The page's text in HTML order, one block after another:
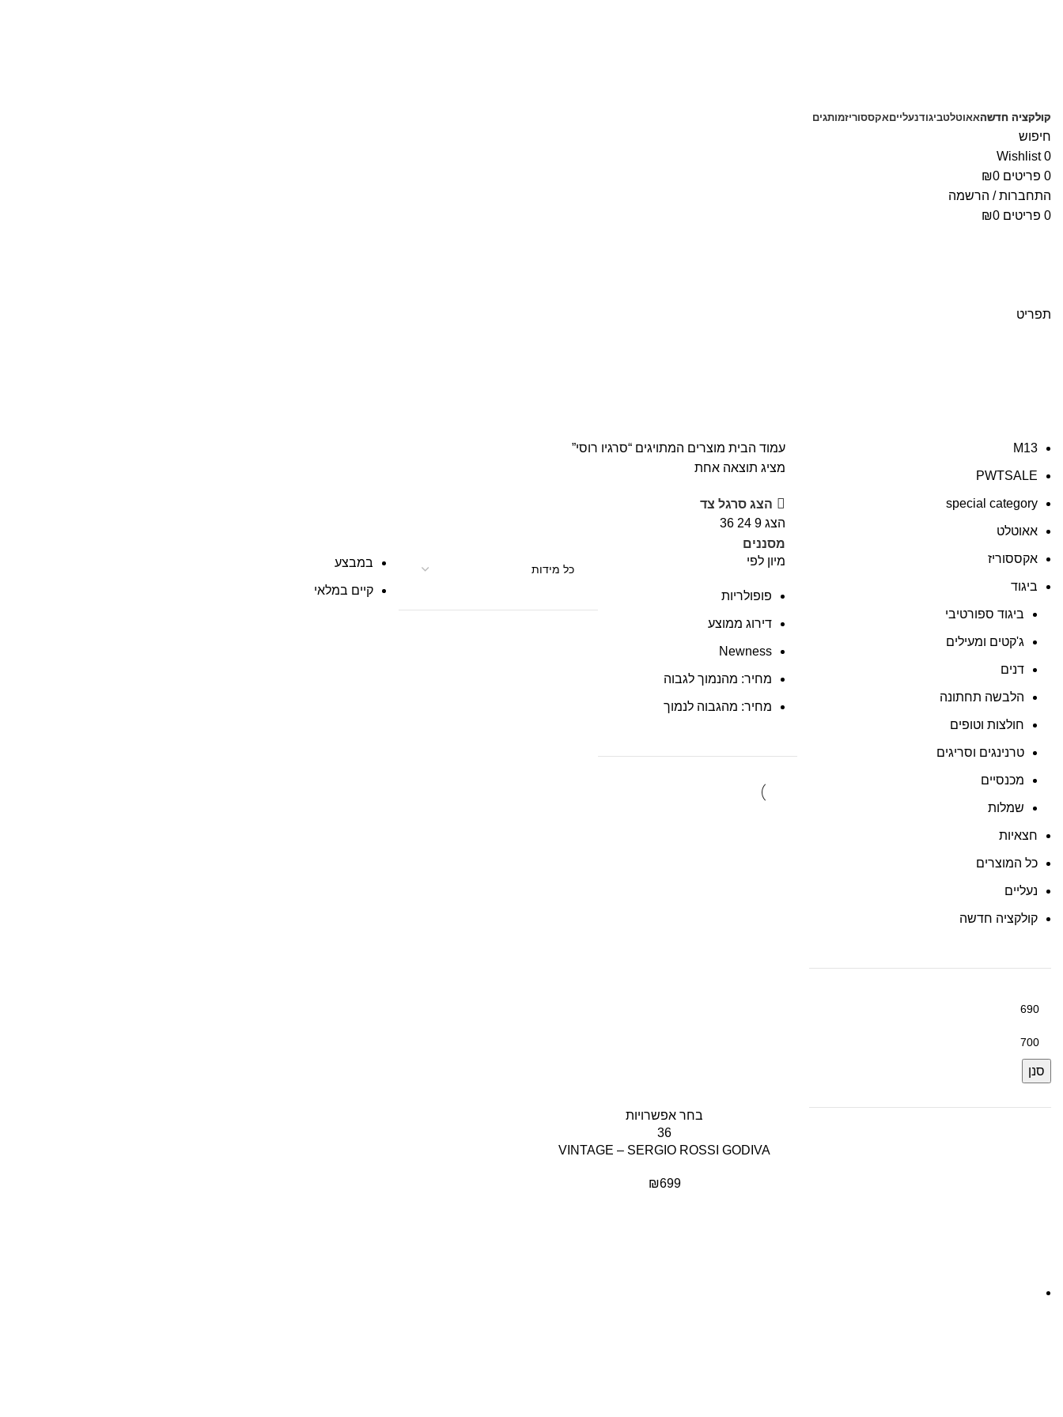
קולקציה חדשהאאוטלטביגודנעלייםאקססוריזמותגים
חיפוש
0
Wishlist
0 פריטים ₪0
התחברות / הרשמה
0 פריטים ₪0
תפריט
M13
PWTSALE
special category
אאוטלט
אקססוריז
ביגוד
ביגוד ספורטיבי
ג'קטים ומעילים
דנים
הלבשה תחתונה
חולצות וטופים
טרנינגים וסריגים
מכנסיים
שמלות
חצאיות
כל המוצרים
נעליים
קולקציה חדשה
סנן
עמוד הבית מוצרים המתויגים “סרגיו רוסי”
מציג תוצאה אחת
הצג סרגל צד
הצג 9
24
36
מסננים
מיון לפי
פופולריות
דירוג ממוצע
Newness
מחיר: מהנמוך לגבוה
מחיר: מהגבוה לנמוך
במבצע
קיים במלאי
בחר אפשרויות
36
VINTAGE – SERGIO ROSSI GODIVA
₪699